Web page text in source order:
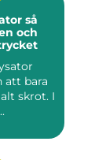
så
och
att bara
skrot. I